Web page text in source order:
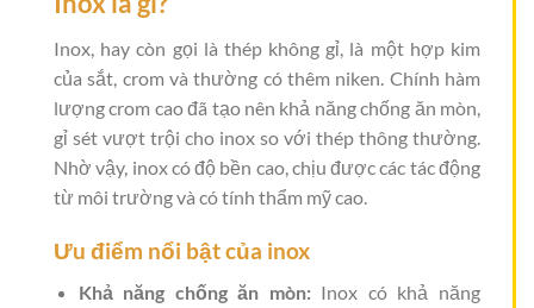
Inox, hay còn gọi là thép không gỉ, là một hợp kim
của sắt, crom và thường có thêm niken. Chính hàm
lượng crom cao đã tạo nên khả năng chống ăn mòn,
gỉ sét vượt trội cho inox so với thép thông thường.
Nhờ vậy, inox có độ bền cao, chịu được các tác động
từ môi trường và có tính thẩm mỹ cao.
Ưu điểm nổi bật của inox
Khả năng chống ăn mòn:Inox có khả năng